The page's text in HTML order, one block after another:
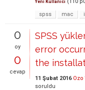
Yeni Kullanıcı
spss
mac
0
oy
0
cevap
SPSS
error
the
11 Şubat 2016 Ozo
soruldu